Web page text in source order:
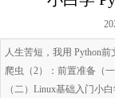
人生苦短，我用 Python
爬虫（2）：前置准备（
（二）Linux基础入门小